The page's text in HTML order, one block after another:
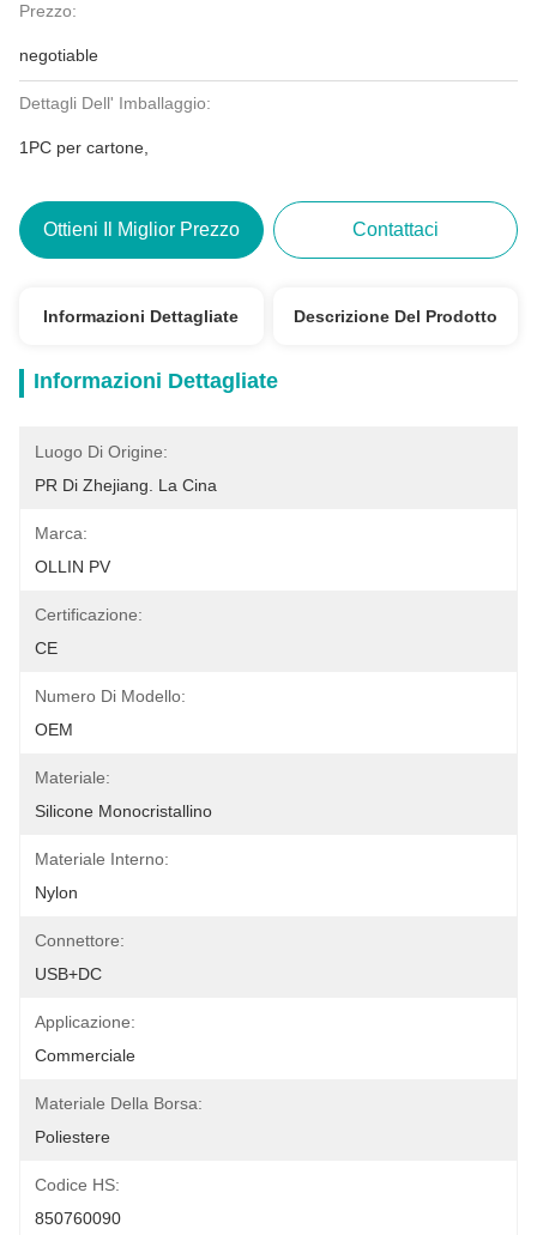
Prezzo:
negotiable
Dettagli Dell' Imballaggio:
1PC per cartone,
Ottieni Il Miglior Prezzo Contattaci
Informazioni Dettagliate Descrizione Del Prodotto
Informazioni Dettagliate
Luogo Di Origine:
PR Di Zhejiang. La Cina
Marca:
OLLIN PV
Certificazione:
CE
Numero Di Modello:
OEM
Materiale:
Silicone Monocristallino
Materiale Interno:
Nylon
Connettore:
USB+DC
Applicazione:
Commerciale
Materiale Della Borsa:
Poliestere
Codice HS:
850760090